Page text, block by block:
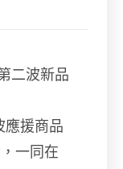
二波新品
應援商品
一同在